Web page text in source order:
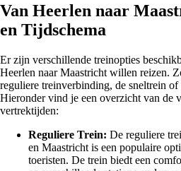
Van Heerlen naar
en Tijdschema
Er zijn verschillende treinopties
Heerlen naar Maastricht willen reizen.
reguliere treinverbinding, de sneltrein of
Hieronder vind je een overzicht van de
vertrektijden:
Reguliere Trein: De reguliere
en Maastricht is een populaire
toeristen. De trein biedt een